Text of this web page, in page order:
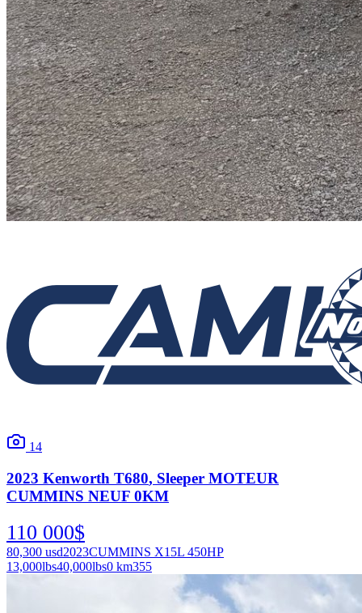
14
2023 Kenworth T680, Sleeper MOTEUR
CUMMINS NEUF 0KM
110 000$
80,300 usd2023CUMMINS X15L 450HP
13,000lbs40,000lbs0 km355